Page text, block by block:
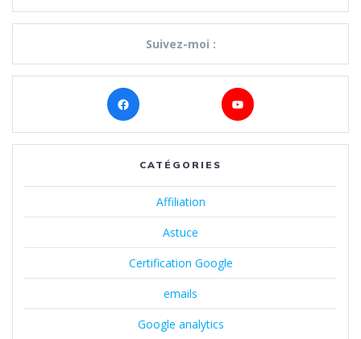
Suivez-moi :
Facebook YouTube
CATÉGORIES
Affiliation
Astuce
Certification Google
emails
Google analytics